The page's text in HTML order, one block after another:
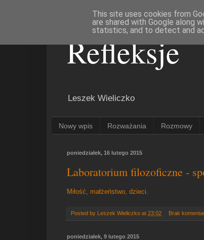
Refleksje
Leszek Wieliczko
Nowy wpis Rozważania Rozmowy
poniedziałek, 16 lutego 2015
Laboratorium filozoficzne -
Miłość, małżeństwo, dzieci.
Posted by Leszek Wieliczko at 23:02 Brak
poniedziałek, 9 lutego 2015
This site uses cookies from
are shared with Google along
statistics, and to detect and